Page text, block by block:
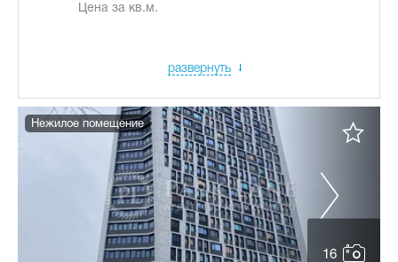
Цена за кв.м.
развернуть
16
Нежилое помещение